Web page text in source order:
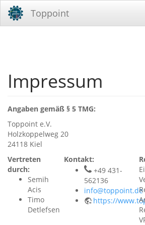
Toppoint
Impressum
Angaben gemäß § 5 TMG:
Toppoint e.V.
Holzkoppelweg 20
24118 Kiel
Vertreten
durch:
Semih
Acis
Timo
Detlefsen
Kontakt:
+49 431-
562136
info@toppoint.de
https://